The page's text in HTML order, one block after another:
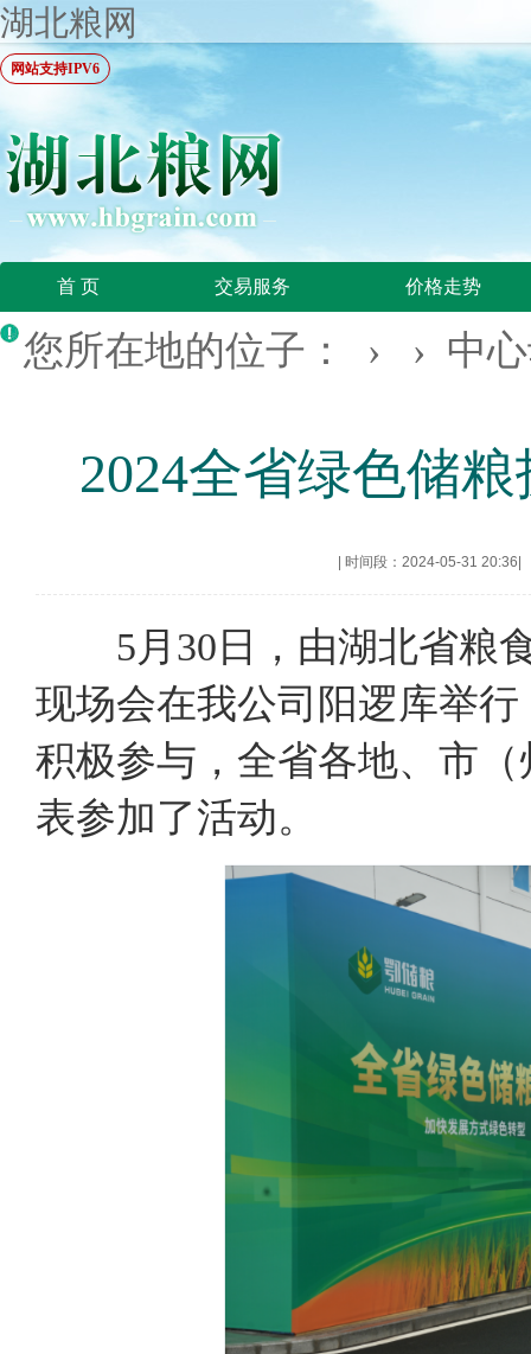
湖北粮网
网站支持IPV6
首 页 交易服务 价格走势
您所在地的位子： › › 中
2024全省绿色储
时间段：2024-05-31 20:36
5月30日，由湖北省粮食
现场会在我公司阳逻库举
积极参与，全省各地、市
表参加了活动。